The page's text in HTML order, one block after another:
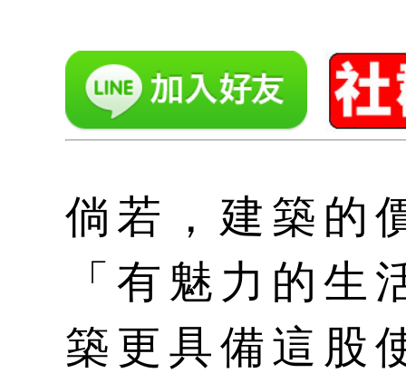
倘若，建築的
「有魅力的生
築更具備這股